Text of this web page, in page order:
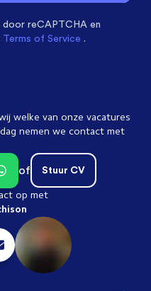
door reCAPTCHA en
Terms of Service .
welke van onze vacatures
nemen we contact met
Stuur CV
of
op met